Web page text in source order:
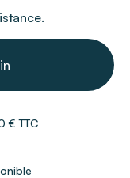
€ TTC